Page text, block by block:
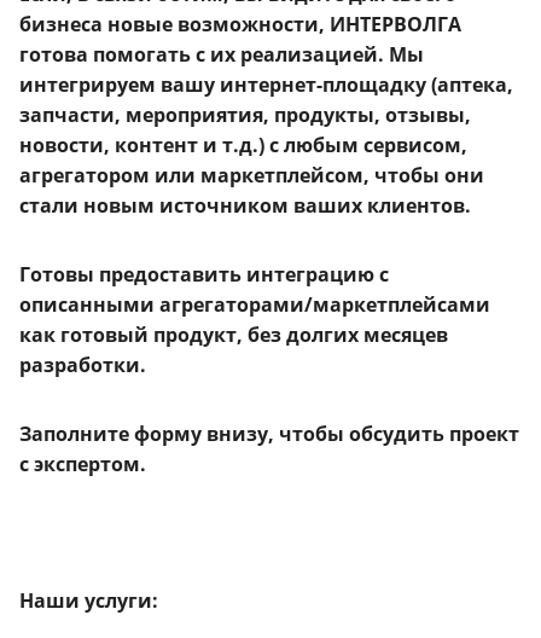
бизнеса новые возможности, ИНТЕРВОЛГА
готова помогать с их реализацией. Мы
интегрируем вашу интернет-площадку (аптека,
запчасти, мероприятия, продукты, отзывы,
новости, контент и т.д.) с любым сервисом,
агрегатором или маркетплейсом, чтобы они
стали новым источником ваших клиентов.
Готовы предоставить интеграцию с
описанными агрегаторами/маркетплейсами
как готовый продукт, без долгих месяцев
разработки.
Заполните форму внизу, чтобы обсудить проект
с экспертом.
Наши услуги: